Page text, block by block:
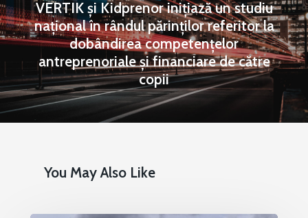
VERTIK și Kidprenor inițiază un studiu
național în rândul părinților referitor la
dobândirea competențelor
antreprenoriale și financiare de către
copii
You May Also Like